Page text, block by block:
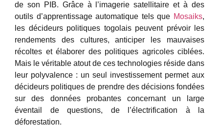
de son PIB. Grâce à l’imagerie satellitaire et à des
outils d’apprentissage automatique tels que Mosaiks,
les décideurs politiques togolais peuvent prévoir les
rendements des cultures, anticiper les mauvaises
récoltes et élaborer des politiques agricoles ciblées.
Mais le véritable atout de ces technologies réside dans
leur polyvalence : un seul investissement permet aux
décideurs politiques de prendre des décisions fondées
sur des données probantes concernant un large
éventail de questions, de l’électrification à la
déforestation.